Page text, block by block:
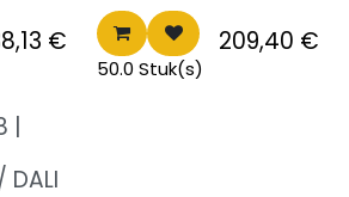
€ 209,40 €
50.0 Stuk(s)
|
DALI